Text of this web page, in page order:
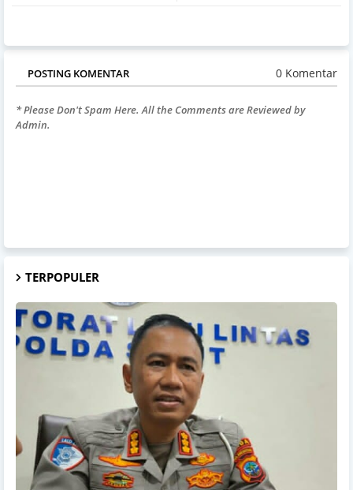
POSTING KOMENTAR 0 Komentar
* Please Don't Spam Here. All the Comments are Reviewed by
Admin.
TERPOPULER